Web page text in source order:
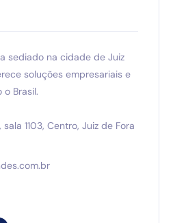
sediado na cidade de Juiz
soluções empresariais e
Brasil.
sala 1103, Centro, Juiz de Fora